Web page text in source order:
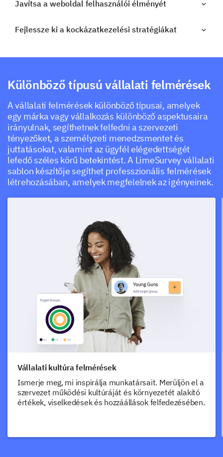
Javítsa a weboldal felhasználói élményét
Fejlessze ki a kockázatkezelési stratégiákat
Különböző típusú vállalati felmérések
A vállalati felmérések különböző típusai, amelyek
egy márka vagy vállalkozás különböző aspektusaira
irányulnak, segíthetnek felfedni a szervezeti
tényezőket, a személyzeti menedzsmentet és
juttatásokat, valamint az ügyfél elégedettségét
lefedő széles körű betekintést. A LimeSurvey vállalati
sablon készítője segíthet professzionális felmérések
létrehozásában, amelyek megfelelnek az igényeinek.
Vállalati kultúra felmérések
Ismerje meg, mi inspirálja munkatársait. Merüljön el a
szervezet működési kultúráját és környezetét alakító
értékek, viselkedések és hozzáállások felfedezésében.